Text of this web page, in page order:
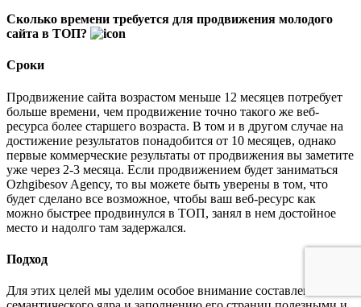
Сколько времени требуется для продвижения молодого
сайта в ТОП?
Сроки
Продвижение сайта возрастом меньше 12 месяцев потребует
больше времени, чем продвижение точно такого же веб-
ресурса более старшего возраста. В том и в другом случае на
достижение результатов понадобится от 10 месяцев, однако
первые коммерческие результаты от продвижения вы заметите
уже через 2-3 месяца. Если продвижением будет заниматься
Ozhgibesov Agency, то вы можете быть уверены в том, что
будет сделано все возможное, чтобы ваш веб-ресурс как
можно быстрее продвинулся в ТОП, занял в нем достойное
место и надолго там задержался.
Подход
Для этих целей мы уделим особое внимание составлению